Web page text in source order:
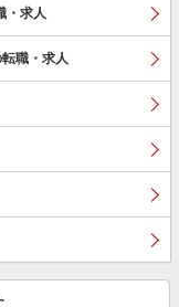
・求人
職・求人